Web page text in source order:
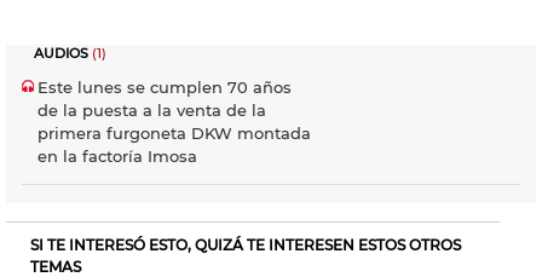
AUDIOS (1)
Este lunes se cumplen 70 años
de la puesta a la venta de la
primera furgoneta DKW montada
en la factoría Imosa
SI TE INTERESÓ ESTO, QUIZÁ TE INTERESEN ESTOS OTROS
TEMAS